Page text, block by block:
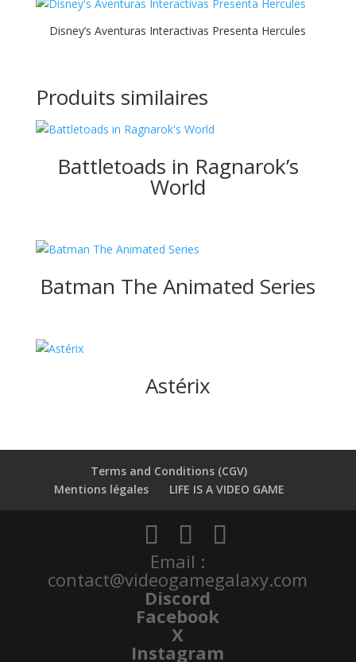
Disney’s Aventuras Interactivas Presenta Hercules
Produits similaires
Battletoads in Ragnarok’s
World
Batman The Animated Series
Astérix
Terms and Conditions (CGV)
Mentions légales
LIFE IS A VIDEO GAME
Email :
contact@videogamegalaxy.com
Discord
Facebook
X
Instagram